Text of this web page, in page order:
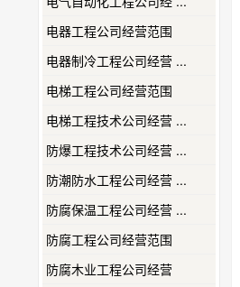
电器工程公司经营范围
电器制冷工程公司经营 ...
电梯工程公司经营范围
电梯工程技术公司经营 ...
防爆工程技术公司经营 ...
防潮防水工程公司经营 ...
防腐保温工程公司经营 ...
防腐工程公司经营范围
防腐木业工程公司经营